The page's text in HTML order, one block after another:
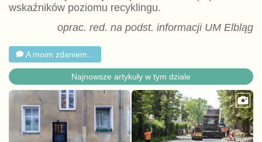
wskaźników poziomu recyklingu.
oprac. red. na podst. informacji UM Elbląg
A moim zdaniem...
Najnowsze artykuły w tym dziale